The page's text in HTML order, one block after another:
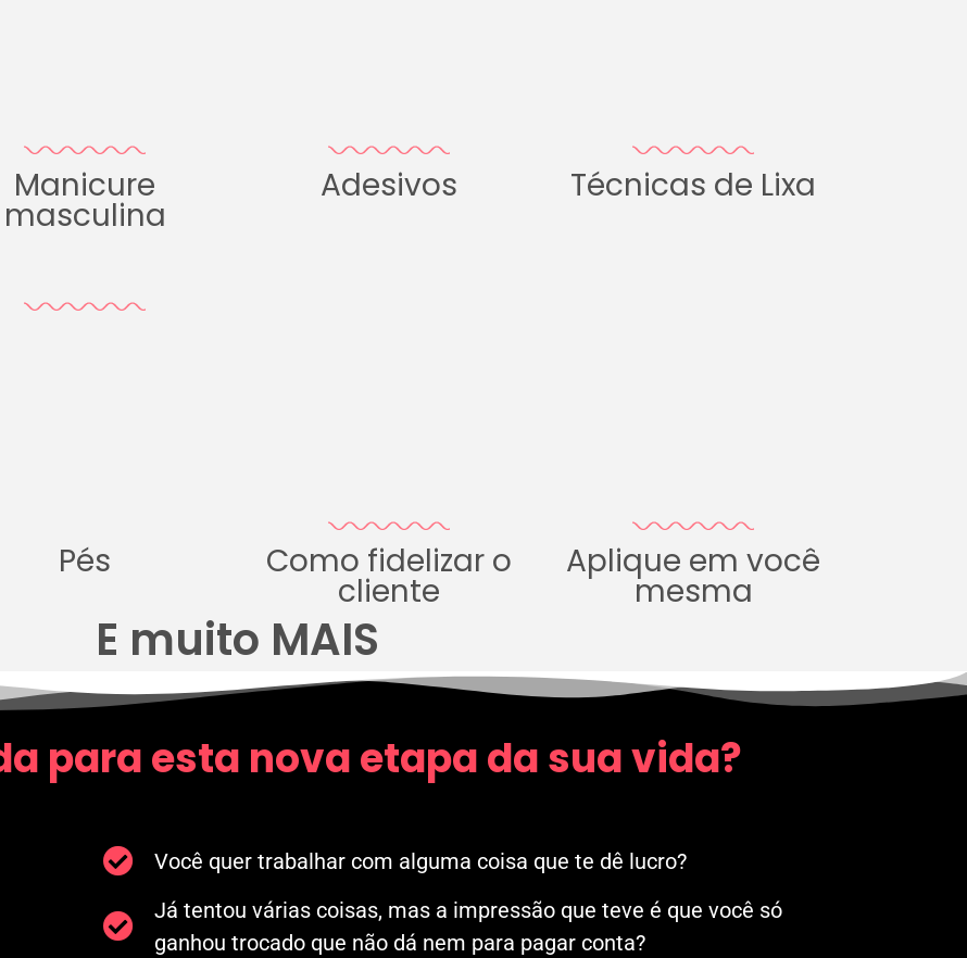
Manicure
masculina
Adesivos Técnicas de Lixa
Pés Como fidelizar o
cliente
Aplique em você
mesma
E muito MAIS
para esta nova etapa da sua vida?
Você quer trabalhar com alguma coisa que te dê lucro?
Já tentou várias coisas, mas a impressão que teve é que você só
ganhou trocado que não dá nem para pagar conta?